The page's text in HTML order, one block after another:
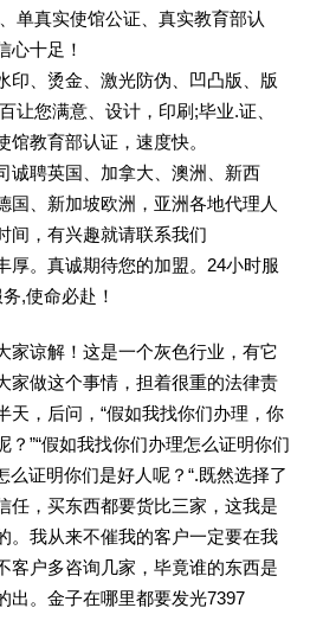
单真实使馆公证、真实教育部认
心十足！
、烫金、激光防伪、凹凸版、版
让您满意、设计，印刷;毕业.证、
馆教育部认证，速度快。
诚聘英国、加拿大、澳洲、新西
国、新加坡欧洲，亚洲各地代理人
间，有兴趣就请联系我们
。真诚期待您的加盟。24小时服
,使命必赴！
家谅解！这是一个灰色行业，有它
家做这个事情，担着很重的法律责
天，后问，“假如我找你们办理，你
？”“假如我找你们办理怎么证明你们
么证明你们是好人呢？“.既然选择了
任，买东西都要货比三家，这我是
。我从来不催我的客户一定要在我
客户多咨询几家，毕竟谁的东西是
出。金子在哪里都要发光7397